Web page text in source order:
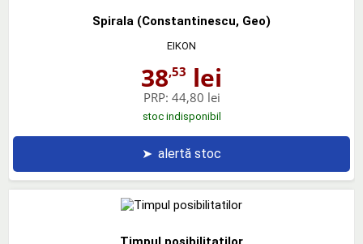
Spirala (Constantinescu, Geo)
EIKON
38,53 lei
PRP: 44,80 lei
stoc indisponibil
➤ alertă stoc